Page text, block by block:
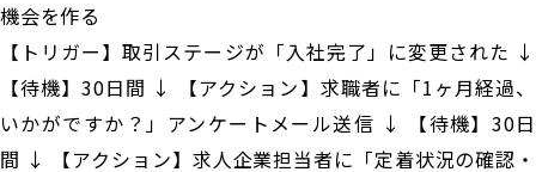
機会を作る
【トリガー】取引ステージが「入社完了」に変更された ↓
【待機】30日間 ↓ 【アクション】求職者に「1ヶ月経過、
いかがですか？」アンケートメール送信 ↓ 【待機】30日
間 ↓ 【アクション】求人企業担当者に「定着状況の確認・